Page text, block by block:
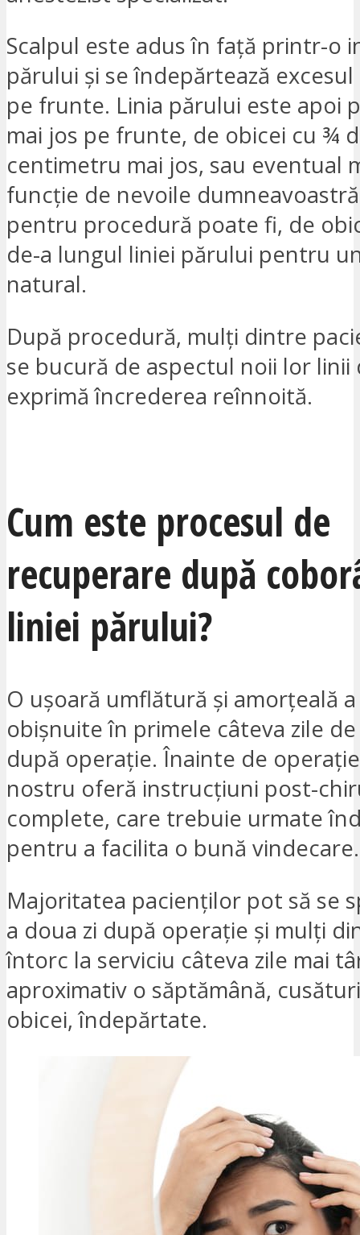
Scalpul este adus în față printr-o
părului și se îndepărtează
pe frunte. Linia părului este apoi
mai jos pe frunte, de obicei cu ¾
centimetru mai jos, sau eventual
funcție de nevoile
pentru procedură poate fi, de
de-a lungul liniei părului pentru
natural.
După procedură, mulți dintre
se bucură de aspectul noii lor linii
exprimă încrederea reînnoită.
Cum este procesul de
recuperare după
liniei părului?
O ușoară umflătură și amorțeală
obișnuite în primele câteva zile
după operație. Înainte de
nostru oferă instrucțiuni post-
complete, care trebuie urmate
pentru a facilita o bună vindecare.
Majoritatea pacienților pot să se
a doua zi după operație și mulți
întorc la serviciu câteva zile mai
aproximativ o săptămână,
obicei, îndepărtate.